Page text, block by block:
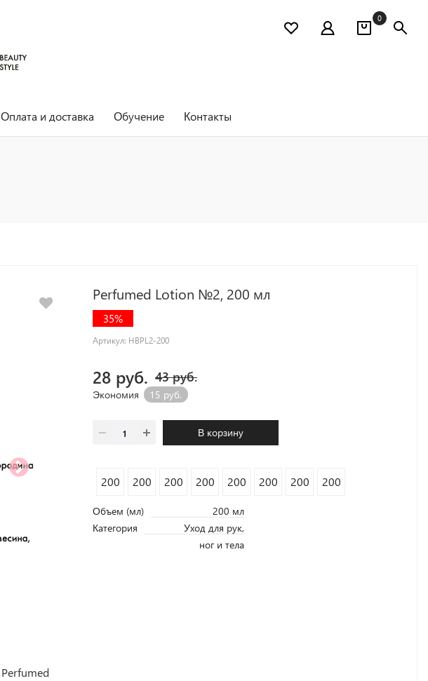
0
Оплата и доставка Обучение Контакты
Perfumed Lotion №2, 200 мл
35%
Артикул: HBPL2-200
28 руб. 43 руб.
Экономия 15 руб.
В корзину
200 200 200 200 200 200 200 200
Объем (мл)
200 мл
Категория
Уход для рук,
ног и тела